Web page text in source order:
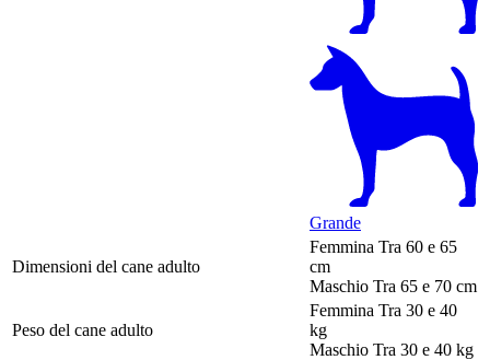
Grande
Dimensioni del cane adulto
Femmina Tra 60 e 65
cm
Maschio Tra 65 e 70 cm
Peso del cane adulto
Femmina Tra 30 e 40
kg
Maschio Tra 30 e 40 kg